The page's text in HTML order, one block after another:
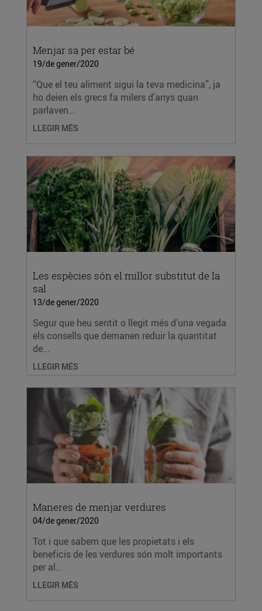
Menjar sa per estar bé
19/de gener/2020
“Que el teu aliment sigui la teva medicina”, ja
ho deien els grecs fa milers d’anys quan
parlaven...
LLEGIR MÉS
Les espècies són el millor substitut de la
sal
13/de gener/2020
Segur que heu sentit o llegit més d’una vegada
els consells que demanen reduir la quantitat
de...
LLEGIR MÉS
Maneres de menjar verdures
04/de gener/2020
Tot i que sabem que les propietats i els
beneficis de les verdures són molt importants
per al...
LLEGIR MÉS